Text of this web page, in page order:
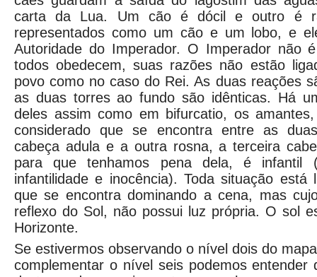
carta da Lua. Um cão é dócil e outro é
representados como um cão e um lobo, e
Autoridade do Imperador. O Imperador não
todos obedecem, suas razões não estão
povo como no caso do Rei. As duas reações
as duas torres ao fundo são idênticas. Há
deles assim como em bifurcatio, os
considerado que se encontra entre as
cabeça adula e a outra rosna, a terceira
para que tenhamos pena dela, é infantil
infantilidade e inocência). Toda situação
que se encontra dominando a cena, mas
reflexo do Sol, não possui luz própria. O sol
Horizonte.
Se estivermos observando o nível dois do
complementar o nível seis podemos entender